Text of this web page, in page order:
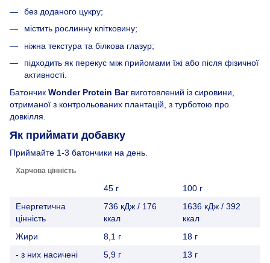
без доданого цукру;
містить рослинну клітковину;
ніжна текстура та білкова глазур;
підходить як перекус між прийомами їжі або після фізичної
активності.
Батончик Wonder Protein Barвиготовлений із сировини,
отриманої з контрольованих плантацій, з турботою про
довкілля.
Як приймати добавку
Приймайте 1-3 батончики на день.
Харчова цінність
45 г
100 г
Енергетична
цінність
736 кДж / 176
ккал
1636 кДж / 392
ккал
Жири
8,1 г
18 г
- з них насичені
5,9 г
13 г